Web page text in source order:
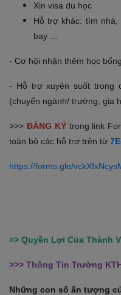
Xin visa du học
Hỗ trợ khác: tìm
bay …
- Cơ hội nhận thêm học
- Hỗ trợ xuyên suốt trong
(chuyển ngành/ trường, gia
>>> ĐĂNG KÝtrong link
toàn bộ các hỗ trợ trên từ
https://forms.gle/
=> Quyền Lợi Của Thành
>>> Thông Tin Trường
Những con số ấn tượng